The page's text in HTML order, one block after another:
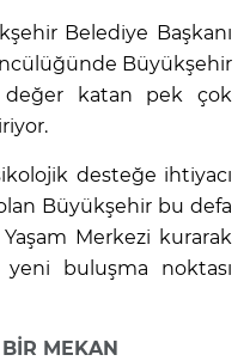
Belediye Başkanı
Büyükşehir
değer katan pek çok
desteğe ihtiyacı
Büyükşehir bu defa
Merkezi kurarak
buluşma noktası
MEKAN